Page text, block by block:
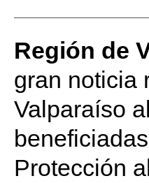
Región de
gran noticia
Valparaíso
Protección